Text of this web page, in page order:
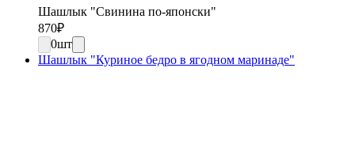
Шашлык "Свинина по-японски"
870₽
0шт
Шашлык "Куриное бедро в ягодном маринаде"